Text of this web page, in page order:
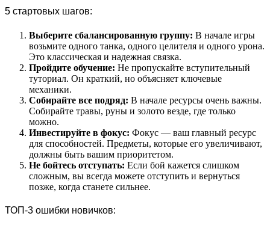
5 стартовых шагов:
Выберите сбалансированную группу: В начале игры
возьмите одного танка, одного целителя и одного урона.
Это классическая и надежная связка.
Пройдите обучение: Не пропускайте вступительный
туториал. Он краткий, но объясняет ключевые
механики.
Собирайте все подряд: В начале ресурсы очень важны.
Собирайте травы, руны и золото везде, где только
можно.
Инвестируйте в фокус: Фокус — ваш главный ресурс
для способностей. Предметы, которые его увеличивают,
должны быть вашим приоритетом.
Не бойтесь отступать: Если бой кажется слишком
сложным, вы всегда можете отступить и вернуться
позже, когда станете сильнее.
ТОП-3 ошибки новичков: